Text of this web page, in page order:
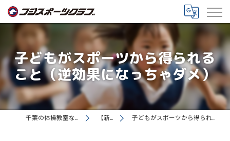
子どもがスポーツから得られる
こと（逆効果になっちゃダメ）
千葉の体操教室ならフジスポーツクラブ 【新着情報】 子どもがスポーツから得られること（逆効果になっちゃダメ）